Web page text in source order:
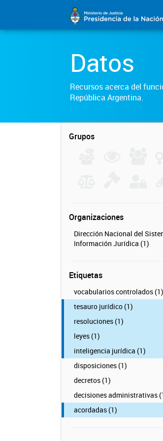
Datos
Recursos acerca del
República Argentina.
Grupos
Organizaciones
Dirección Nacional del
Información Jurídica (1)
Etiquetas
vocabularios controlados (1)
tesauro jurídico (1)
resoluciones (1)
leyes (1)
inteligencia jurídica (1)
disposiciones (1)
decretos (1)
decisiones administrativas
acordadas (1)